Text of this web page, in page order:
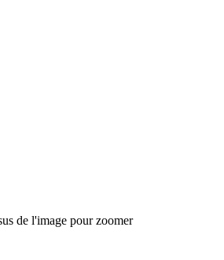
de l'image pour zoomer